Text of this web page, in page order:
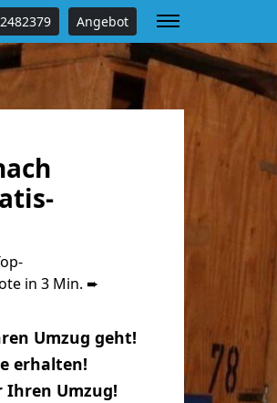
Angebot
in 3 Min. ➨
Umzug geht!
erhalten!
Ihren Umzug!